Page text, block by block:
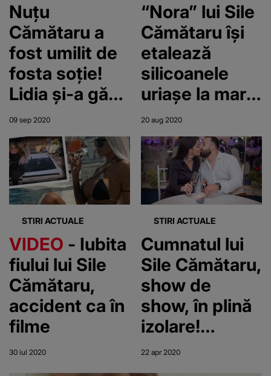
Nuțu
Cămătaru a
fost umilit de
fosta soție!
Lidia și-a găsit
iubit după ce a
ieșit din
închisoare și e
bucuroasă că
a scăpat de
interlop: „L-
am schimbat,
e altul”
09 sep 2020
“Nora” lui Sile
Cămătaru își
etalează
silicoanele
uriașe la mare,
în timp ce e
cercetată de
polițiști!
Giorgiana a
intrat cu
Mercedesul
într-un gard,
după ce a
consumat
alcool la o
nuntă!
20 aug 2020
STIRI ACTUALE
VIDEO - Iubita
fiului lui Sile
Cămătaru,
accident ca în
filme
30 iul 2020
STIRI ACTUALE
Cumnatul lui
Sile Cămătaru,
show de
show, în plină
izolare!
Petrecere cu
22 apr 2020